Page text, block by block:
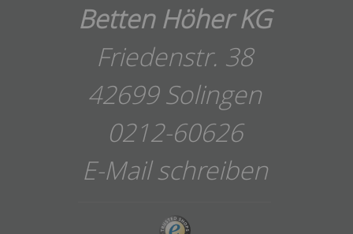
Betten Höher KG
Friedenstr. 38
42699 Solingen
0212-60626
E-Mail schreiben